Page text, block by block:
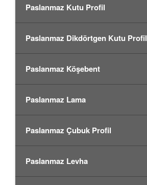
Paslanmaz Kutu Profil
Paslanmaz Dikdörtgen Kutu Profil
Paslanmaz Köşebent
Paslanmaz Lama
Paslanmaz Çubuk Profil
Paslanmaz Levha